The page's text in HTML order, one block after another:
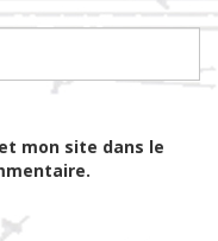
mon site dans le